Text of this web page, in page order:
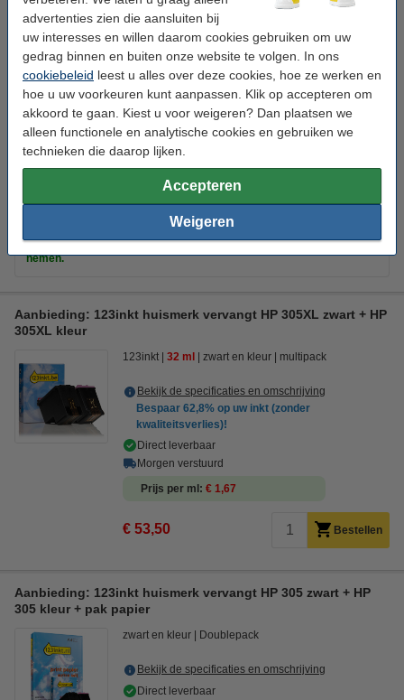
advertenties zien die aansluiten bij
uw interesses en willen daarom cookies gebruiken om uw
gedrag binnen en buiten onze website te volgen. In ons
cookiebeleid leest u alles over deze cookies, hoe ze werken en
hoe u uw voorkeuren kunt aanpassen. Klik op accepteren om
akkoord te gaan. Kiest u voor weigeren? Dan plaatsen we
alleen functionele en analytische cookies en gebruiken we
technieken die daarop lijken.
Accepteren
Weigeren
kleur inkjetcartridge 123inkt
Bekijk de specificaties en omschrijving
Bespaar53%op uw inkt (zonder
kwaliteitsverlies)!
Direct leverbaar
Morgen verstuurd
Prijs per ml
€ 27,50
Wij adviseren u om deze cartridge i.p.v. de originele cartridge te
nemen.
Aanbieding: 123inkt huismerk vervangt HP 305XL zwart + HP
305XL kleur
123inkt 32 ml zwart en kleur multipack
Bekijk de specificaties en omschrijving
Bespaar 62,8% op uw inkt (zonder
kwaliteitsverlies)!
Direct leverbaar
Morgen verstuurd
Prijs per ml € 1,67
€ 53,50 Bestellen
Aanbieding: 123inkt huismerk vervangt HP 305 zwart + HP
305 kleur + pak papier
zwart en kleur Doublepack
Bekijk de specificaties en omschrijving
Direct leverbaar